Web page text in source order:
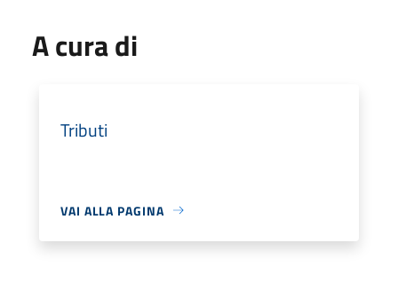
A cura di
Tributi
VAI ALLA PAGINA